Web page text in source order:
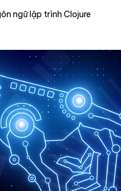
ngữ lập trình Clojure